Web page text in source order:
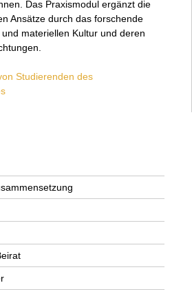
Das Praxismodul ergänzt die
Ansätze durch das forschende
materiellen Kultur und deren
Studierenden des